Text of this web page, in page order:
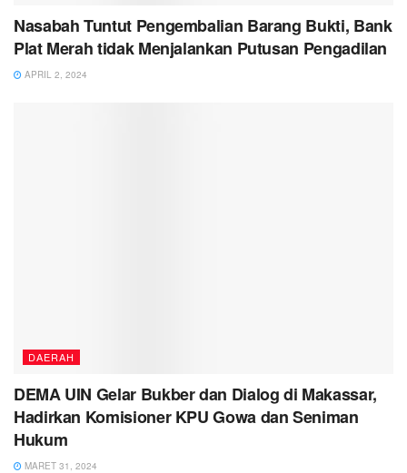
Nasabah Tuntut Pengembalian Barang Bukti, Bank
Plat Merah tidak Menjalankan Putusan Pengadilan
APRIL 2, 2024
DAERAH
DEMA UIN Gelar Bukber dan Dialog di Makassar,
Hadirkan Komisioner KPU Gowa dan Seniman
Hukum
MARET 31, 2024